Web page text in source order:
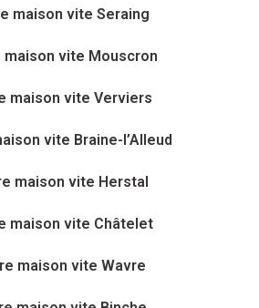
maison vite Seraing
maison vite Mouscron
maison vite Verviers
vite Braine-l’Alleud
maison vite Herstal
maison vite Châtelet
maison vite Wavre